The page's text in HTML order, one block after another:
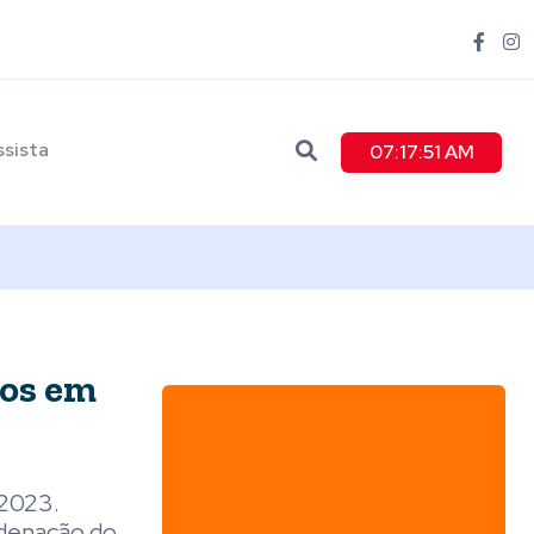
07:17:53 AM
em